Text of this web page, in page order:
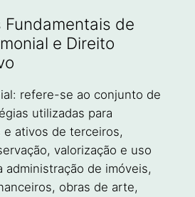
Fundamentais de
e Direito
refere-se ao conjunto de
utilizadas para
e ativos de terceiros,
valorização e uso
administração de imóveis,
obras de arte,